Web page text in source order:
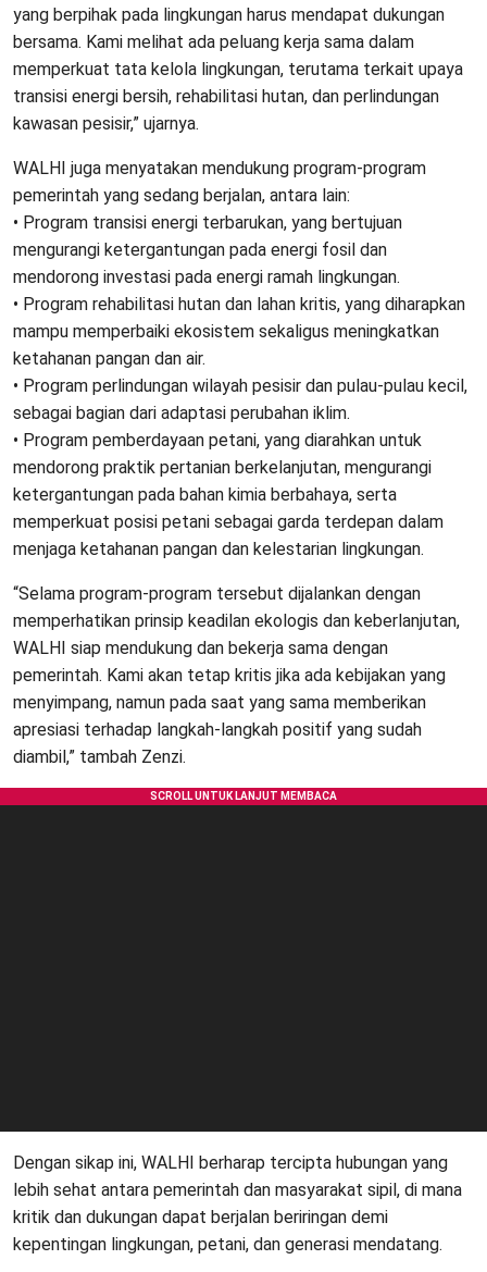
yang berpihak pada lingkungan harus mendapat dukungan
bersama. Kami melihat ada peluang kerja sama dalam
memperkuat tata kelola lingkungan, terutama terkait upaya
transisi energi bersih, rehabilitasi hutan, dan perlindungan
kawasan pesisir,” ujarnya.
WALHI juga menyatakan mendukung program-program
pemerintah yang sedang berjalan, antara lain:
• Program transisi energi terbarukan, yang bertujuan
mengurangi ketergantungan pada energi fosil dan
mendorong investasi pada energi ramah lingkungan.
• Program rehabilitasi hutan dan lahan kritis, yang diharapkan
mampu memperbaiki ekosistem sekaligus meningkatkan
ketahanan pangan dan air.
• Program perlindungan wilayah pesisir dan pulau-pulau kecil,
sebagai bagian dari adaptasi perubahan iklim.
• Program pemberdayaan petani, yang diarahkan untuk
mendorong praktik pertanian berkelanjutan, mengurangi
ketergantungan pada bahan kimia berbahaya, serta
memperkuat posisi petani sebagai garda terdepan dalam
menjaga ketahanan pangan dan kelestarian lingkungan.
“Selama program-program tersebut dijalankan dengan
memperhatikan prinsip keadilan ekologis dan keberlanjutan,
WALHI siap mendukung dan bekerja sama dengan
pemerintah. Kami akan tetap kritis jika ada kebijakan yang
menyimpang, namun pada saat yang sama memberikan
apresiasi terhadap langkah-langkah positif yang sudah
diambil,” tambah Zenzi.
Dengan sikap ini, WALHI berharap tercipta hubungan yang
lebih sehat antara pemerintah dan masyarakat sipil, di mana
kritik dan dukungan dapat berjalan beriringan demi
kepentingan lingkungan, petani, dan generasi mendatang.